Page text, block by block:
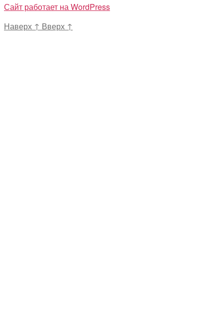
Сайт работает на WordPress
Наверх ↑ Вверх ↑